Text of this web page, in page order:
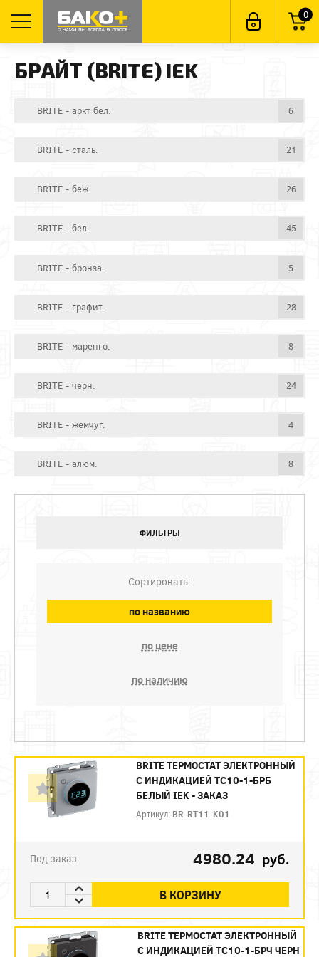
0
БРАЙТ (BRITE) IEK
BRITE - аркт бел. 6
BRITE - сталь. 21
BRITE - беж. 26
BRITE - бел. 45
BRITE - бронза. 5
BRITE - графит. 28
BRITE - маренго. 8
BRITE - черн. 24
BRITE - жемчуг. 4
BRITE - алюм. 8
ФИЛЬТРЫ
Сортировать:
по названию
по цене
по наличию
BRITE ТЕРМОСТАТ ЭЛЕКТРОННЫЙ
С ИНДИКАЦИЕЙ ТС10-1-БРБ
БЕЛЫЙ IEK - ЗАКАЗ
Артикул: BR-RT11-K01
Под заказ 4980.24 руб.
В КОРЗИНУ
BRITE ТЕРМОСТАТ ЭЛЕКТРОННЫЙ
С ИНДИКАЦИЕЙ ТС10-1-БРЧ ЧЕРН